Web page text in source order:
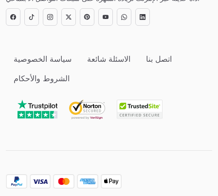
سياسة الخصوصية الاسئلة شائعة
اتصل بنا
الشروط والأحكام